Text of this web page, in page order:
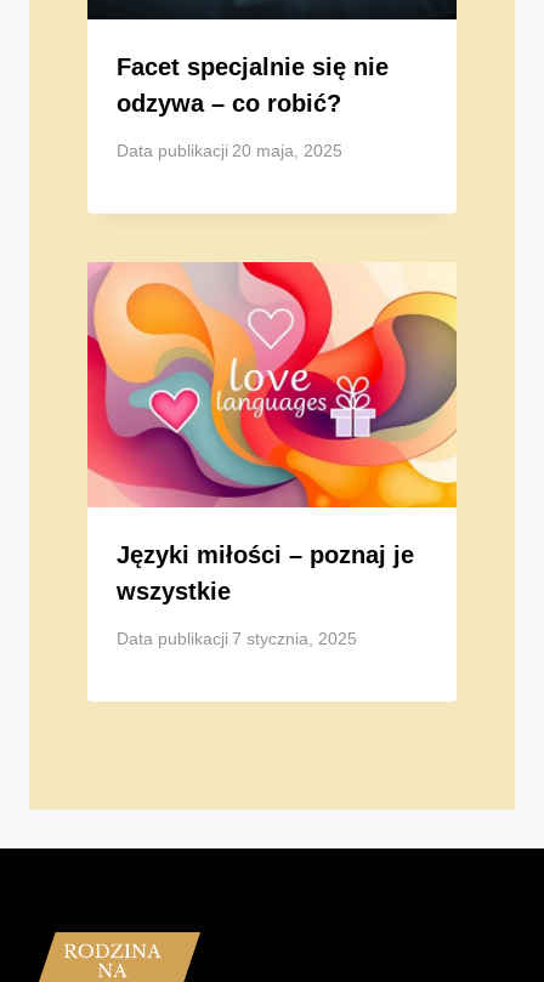
Facet specjalnie się nie
odzywa – co robić?
Data publikacji 20 maja, 2025
Języki miłości – poznaj je
wszystkie
Data publikacji 7 stycznia, 2025